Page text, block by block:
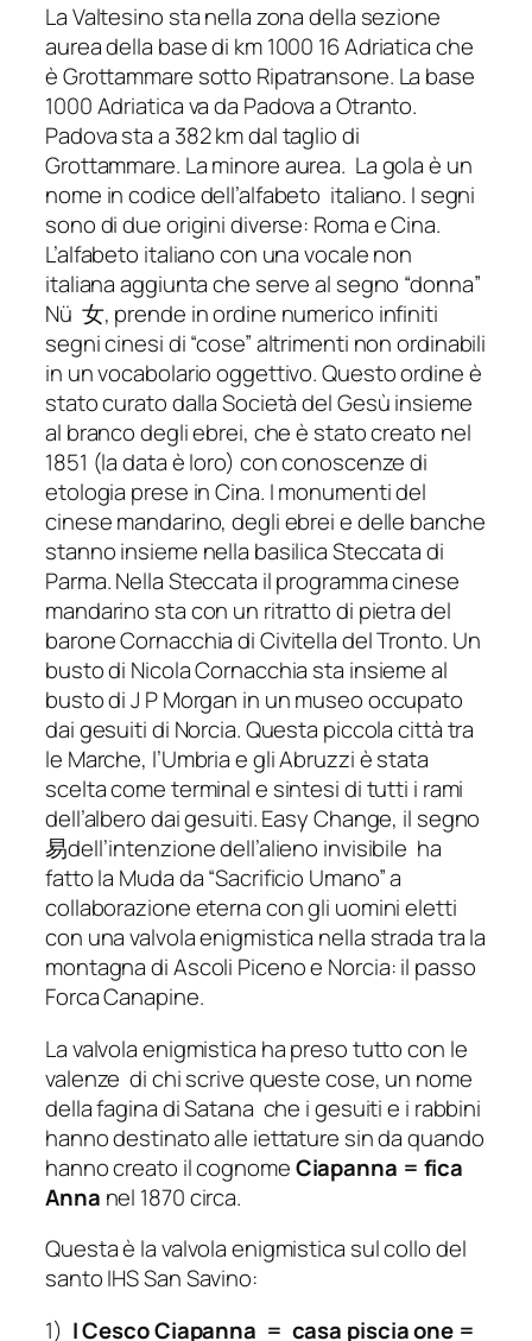
La Valtesino sta nella zona della sezione
aurea della base di km 1000 16 Adriatica che
è Grottammare sotto Ripatransone. La base
1000 Adriatica va da Padova a Otranto.
Padova sta a 382 km dal taglio di
Grottammare. La minore aurea. La gola è un
nome in codice dell’alfabeto italiano. I segni
sono di due origini diverse: Roma e Cina.
L’alfabeto italiano con una vocale non
italiana aggiunta che serve al segno “donna”
Nü 女, prende in ordine numerico infiniti
segni cinesi di “cose” altrimenti non ordinabili
in un vocabolario oggettivo. Questo ordine è
stato curato dalla Società del Gesù insieme
al branco degli ebrei, che è stato creato nel
1851 (la data è loro) con conoscenze di
etologia prese in Cina. I monumenti del
cinese mandarino, degli ebrei e delle banche
stanno insieme nella basilica Steccata di
Parma. Nella Steccata il programma cinese
mandarino sta con un ritratto di pietra del
barone Cornacchia di Civitella del Tronto. Un
busto di Nicola Cornacchia sta insieme al
busto di J P Morgan in un museo occupato
dai gesuiti di Norcia. Questa piccola città tra
le Marche, l’Umbria e gli Abruzzi è stata
scelta come terminal e sintesi di tutti i rami
dell’albero dai gesuiti. Easy Change, il segno
易dell’intenzione dell’alieno invisibile ha
fatto la Muda da “Sacrificio Umano” a
collaborazione eterna con gli uomini eletti
con una valvola enigmistica nella strada tra la
montagna di Ascoli Piceno e Norcia: il passo
Forca Canapine.
La valvola enigmistica ha preso tutto con le
valenze di chi scrive queste cose, un nome
della fagina di Satana che i gesuiti e i rabbini
hanno destinato alle iettature sin da quando
hanno creato il cognomeCiapanna = fica
Anna nel 1870 circa.
Questa è la valvola enigmistica sul collo del
santo IHS San Savino:
1) I Cesco Ciapanna = casa piscia one =